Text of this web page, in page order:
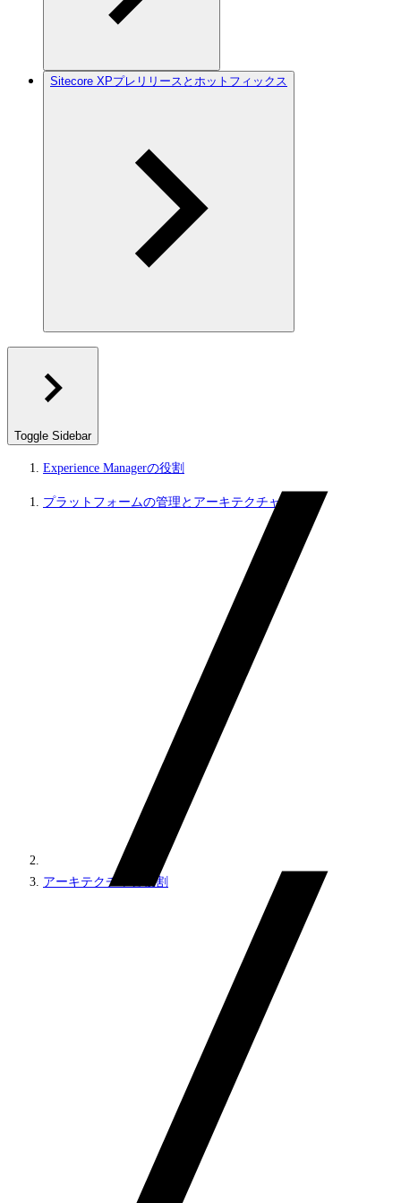
Sitecore XPプレリリースとホットフィックス
Toggle Sidebar
Experience Managerの役割
プラットフォームの管理とアーキテクチャ
アーキテクチャと役割